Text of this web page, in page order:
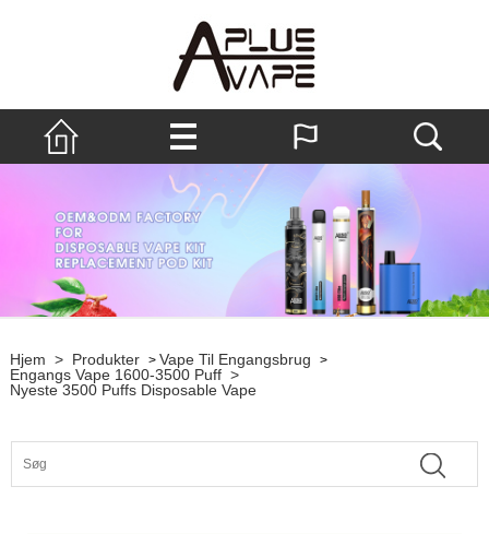
Hjem > Produkter > Vape Til Engangsbrug >
Engangs Vape 1600-3500 Puff >
Nyeste 3500 Puffs Disposable Vape